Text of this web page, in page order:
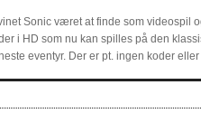
Sonic været at finde som videospil
i HD som nu kan spilles på den
eventyr. Der er pt. ingen koder